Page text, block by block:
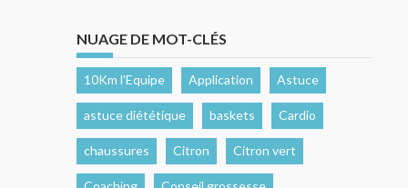
NUAGE DE MOT-CLÉS
10Km l'Equipe Application Astuce
astuce diététique baskets Cardio
chaussures Citron Citron vert